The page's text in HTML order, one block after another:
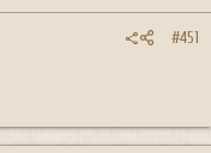
#451